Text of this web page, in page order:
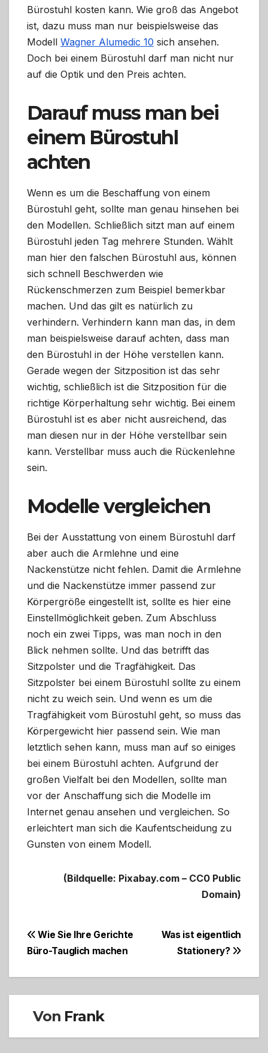
Bürostuhl kosten kann. Wie groß das Angebot
ist, dazu muss man nur beispielsweise das
Modell Wagner Alumedic 10 sich ansehen.
Doch bei einem Bürostuhl darf man nicht nur
auf die Optik und den Preis achten.
Darauf muss man bei
einem Bürostuhl
achten
Wenn es um die Beschaffung von einem
Bürostuhl geht, sollte man genau hinsehen bei
den Modellen. Schließlich sitzt man auf einem
Bürostuhl jeden Tag mehrere Stunden. Wählt
man hier den falschen Bürostuhl aus, können
sich schnell Beschwerden wie
Rückenschmerzen zum Beispiel bemerkbar
machen. Und das gilt es natürlich zu
verhindern. Verhindern kann man das, in dem
man beispielsweise darauf achten, dass man
den Bürostuhl in der Höhe verstellen kann.
Gerade wegen der Sitzposition ist das sehr
wichtig, schließlich ist die Sitzposition für die
richtige Körperhaltung sehr wichtig. Bei einem
Bürostuhl ist es aber nicht ausreichend, das
man diesen nur in der Höhe verstellbar sein
kann. Verstellbar muss auch die Rückenlehne
sein.
Modelle vergleichen
Bei der Ausstattung von einem Bürostuhl darf
aber auch die Armlehne und eine
Nackenstütze nicht fehlen. Damit die Armlehne
und die Nackenstütze immer passend zur
Körpergröße eingestellt ist, sollte es hier eine
Einstellmöglichkeit geben. Zum Abschluss
noch ein zwei Tipps, was man noch in den
Blick nehmen sollte. Und das betrifft das
Sitzpolster und die Tragfähigkeit. Das
Sitzpolster bei einem Bürostuhl sollte zu einem
nicht zu weich sein. Und wenn es um die
Tragfähigkeit vom Bürostuhl geht, so muss das
Körpergewicht hier passend sein. Wie man
letztlich sehen kann, muss man auf so einiges
bei einem Bürostuhl achten. Aufgrund der
großen Vielfalt bei den Modellen, sollte man
vor der Anschaffung sich die Modelle im
Internet genau ansehen und vergleichen. So
erleichtert man sich die Kaufentscheidung zu
Gunsten von einem Modell.
(Bildquelle: Pixabay.com – CC0 Public
Domain)
BeitragsnavigationWas ist eigentlich
Stationery?
Wie Sie Ihre Gerichte
Büro-Tauglich machen
Von Frank